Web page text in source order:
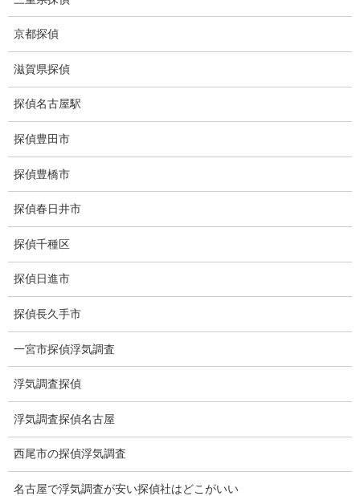
集団ストーカー
GPS発見調査
盗難車両調査
盗撮犯防止対策調査
痴漢防止対策調査
下着窃盗犯防止対策調査
猫犬の捜索
所在調査
身元調査
人探し
失踪・家出調査
ストーカー関連調査料金
京都探偵
滋賀県探偵
探偵名古屋駅
探偵豊田市
探偵豊橋市
探偵春日井市
探偵千種区
探偵日進市
探偵長久手市
一宮市探偵浮気調査
浮気調査探偵
浮気調査探偵名古屋
西尾市の探偵浮気調査
名古屋で浮気調査が安い探偵社はどこがいい